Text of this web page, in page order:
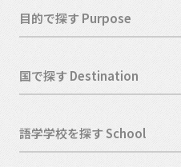
目的で探す Purpose
国で探す Destination
語学学校を探す School